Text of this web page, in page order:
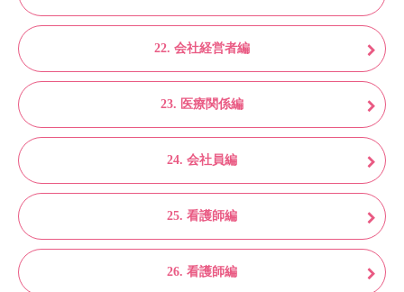
22. 会社経営者編
23. 医療関係編
24. 会社員編
25. 看護師編
26. 看護師編